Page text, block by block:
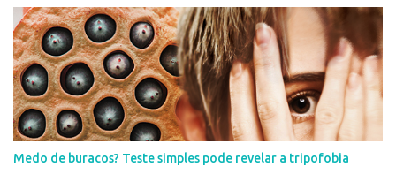
Medo de buracos? Teste simples pode revelar a tripofobia